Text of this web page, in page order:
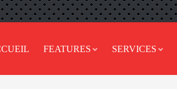
FEATURES SERVICES